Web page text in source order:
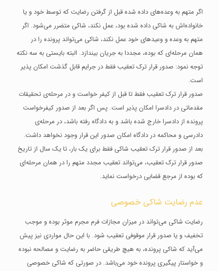
اگر متهم به وعده‌های داده شده قبل از گرفتن رضایت که توسط خود و یا
خانواده‌اش به شاکی داده شده بود، عمل نکند، شاکی متضرر می‌شود. اگر
متهم به وعده‌ و وعیدهای خود عمل نکند، شاکی می‌تواند پرونده را در
همان مرحله‌ای که بوده، مجددا به جریان بیندازد. البته بایستی به سه نکته
توجه نمود: صدور قرار ترک تعقیب فقط در جرایم قابل گذشت امکان پذیر
است.
صدور قرار ترک تعقیب فقط تا قبل از کیفر خواست و در مرحله‌ی تحقیقات
مقدماتی در دادسرا امکان پذیر است. پس اگر بعد از صدور کیفرخواست
پرونده از دادسرا خارج شده باشد و به دادگاه رفته باشد، در مرحله‌ی
دادرسی و محاکمه در دادگاه امکان صدور این قرار وجود نخواهد داشت.
بعد از صدور قرار ترک تعقیب شاکی فقط برای یک بار، تا یک سال از تاریخ
صدور قرار ترک تعقیب، می‌تواند تعقیب مجدد متهم را در همان مرحله‌ای
که بوده از مرجع قضایی درخواست نماید.
عدم رضایت شاکی خصوصی
رضایت شاکی می‌تواند در میزان مجازات فرم مجرم موثر بوده و موجب
تخفیف و یا صدور قرار موقوفی تعقیب شود. با این حال مواردی نیز پیش
می‌آید که شاکی پرونده، به هیچ طریقی حاضر به رضایت و مصالحه نبوده
و خواستار پیگیری پرونده خود می‌باشد. در صورتی که شاکی خصوصی